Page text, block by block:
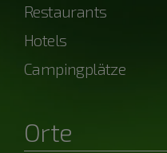
Restaurants
Hotels
Campingplätze
Orte